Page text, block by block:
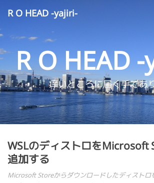
R O HEAD -yajiri-
R O HEAD
痒いところに届く手であ
WSLのディストロをMicrosoft
追加する
Microsoft Storeからダウンロードしたディストロ